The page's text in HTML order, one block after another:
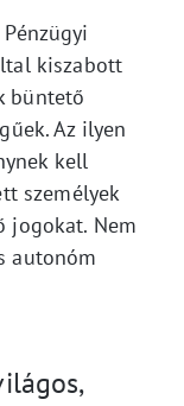
kiszabott
büntető
Az ilyen
kell
személyek
jogokat. Nem
autonóm